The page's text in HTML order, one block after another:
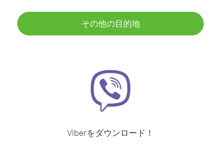
その他の目的地
Viberをダウンロード！